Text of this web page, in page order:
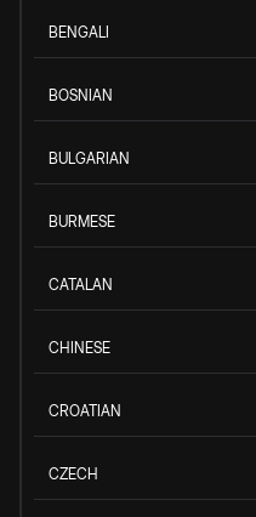
BENGALI
BOSNIAN
BULGARIAN
BURMESE
CATALAN
CHINESE
CROATIAN
CZECH